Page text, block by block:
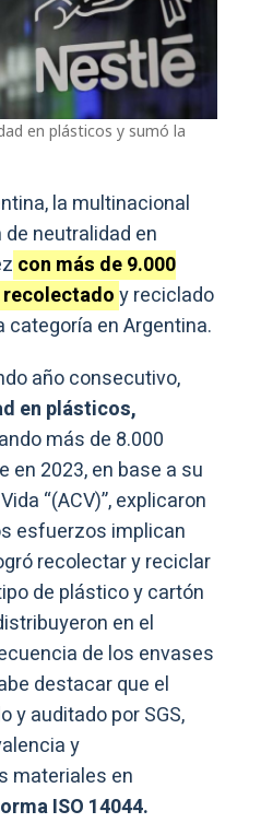
en plásticos y sumó la
la multinacional
neutralidad en
con más de 9.000
y reciclado
categoría en Argentina.
año consecutivo,
en plásticos,
más de 8.000
en 2023, en base a su
“(ACV)”, explicaron
esfuerzos implican
recolectar y reciclar
de plástico y cartón
en el
de los envases
destacar que el
y auditado por SGS,
y
materiales en
ISO 14044.